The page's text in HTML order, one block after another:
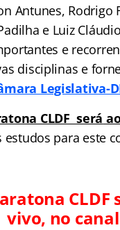
Antunes, Rodrigo
e Luiz
e
disciplinas e
Legislativa-
CLDF será
estudos para este
vivo, no